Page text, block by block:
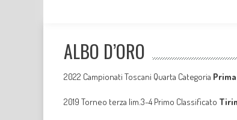
ALBO D’ORO
2022 Campionati Toscani Quarta Categoria
2019 Torneo terza lim.3-4 Primo Classificato